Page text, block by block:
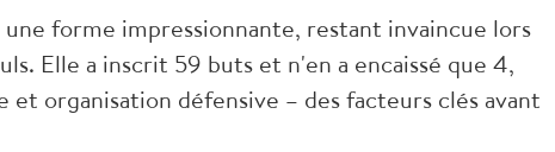
forme impressionnante, restant invaincue lors
Elle a inscrit 59 buts et n'en a encaissé que 4,
organisation défensive – des facteurs clés avant